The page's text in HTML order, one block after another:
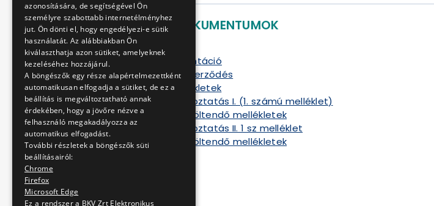
LETÖLTHETŐ DOKUMENTUMOK
Ajánlati felhívás
Ajánlati dokumentáció
Szállítási keretszerződés
Kitöltendő mellékletek
Kiegészítő tájékoztatás I. (1. számú melléklet)
Módosított – Kitöltendő mellékletek
Kiegészítő tájékoztatás II. 1 sz melléklet
Módosított – Kitöltendő mellékletek
azonosítására, de segítségével Ön
személyre szabottabb internetélményhez
jut. Ön dönti el, hogy engedélyezi-e sütik
használatát. Az alábbiakban Ön
kiválaszthatja azon sütiket, amelyeknek
kezeléséhez hozzájárul.
A böngészők egy része alapértelmezettként
automatikusan elfogadja a sütiket, de ez a
beállítás is megváltoztatható annak
érdekében, hogy a jövőre nézve a
felhasználó megakadályozza az
automatikus elfogadást.
További részletek a böngészők süti
beállításairól:
Chrome
Firefox
Microsoft Edge
Ez a rendszer a BKV Zrt Elektronikus